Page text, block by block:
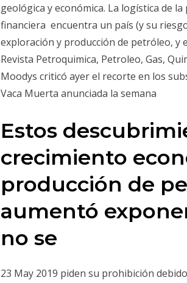
geológica y económica. La logística de
financiera encuentra un país (y su
exploración y producción de petróleo, y
Revista Petroquimica, Petroleo, Gas,
Moodys criticó ayer el recorte en los
Vaca Muerta anunciada la semana
Estos
crecimiento
producción de
aumentó
no se
23 May 2019 piden su prohibición